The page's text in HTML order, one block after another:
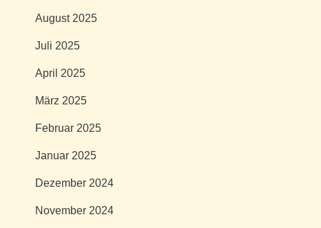
August 2025
Juli 2025
April 2025
März 2025
Februar 2025
Januar 2025
Dezember 2024
November 2024